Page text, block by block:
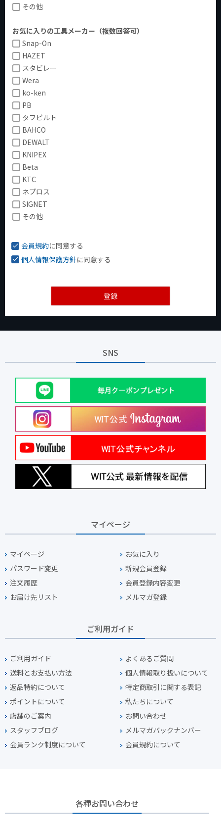
その他
お気に入りの工具メーカー（複数回答可）
Snap-On
HAZET
スタビレー
Wera
ko-ken
PB
タフビルト
BAHCO
DEWALT
KNIPEX
Beta
KTC
ネプロス
SIGNET
その他
会員規約に同意する
個人情報保護方針に同意する
登録
SNS
マイページ
マイページ
お気に入り
パスワード変更
新規会員登録
注文履歴
会員登録内容変更
お届け先リスト
メルマガ登録
ご利用ガイド
ご利用ガイド
よくあるご質問
送料とお支払い方法
個人情報取り扱いについて
返品特約について
特定商取引に関する表記
ポイントについて
私たちについて
店舗のご案内
お問い合わせ
スタッフブログ
メルマガバックナンバー
会員ランク制度について
会員規約について
各種お問い合わせ